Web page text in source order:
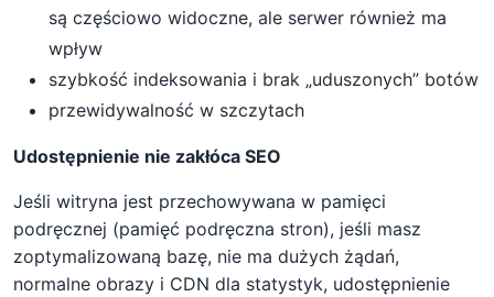
są częściowo widoczne, ale serwer również ma
wpływ
szybkość indeksowania i brak „uduszonych” botów
przewidywalność w szczytach
Udostępnienie nie zakłóca SEO
Jeśli witryna jest przechowywana w pamięci
podręcznej (pamięć podręczna stron), jeśli masz
zoptymalizowaną bazę, nie ma dużych żądań,
normalne obrazy i CDN dla statystyk, udostępnienie